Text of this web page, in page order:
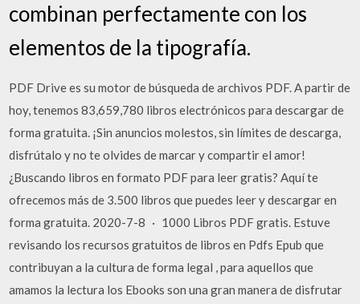
combinan perfectamente con los
elementos de la tipografía.
PDF Drive es su motor de búsqueda de archivos PDF. A partir de
hoy, tenemos 83,659,780 libros electrónicos para descargar de
forma gratuita. ¡Sin anuncios molestos, sin límites de descarga,
disfrútalo y no te olvides de marcar y compartir el amor!
¿Buscando libros en formato PDF para leer gratis? Aquí te
ofrecemos más de 3.500 libros que puedes leer y descargar en
forma gratuita. 2020-7-8 · 1000 Libros PDF gratis. Estuve
revisando los recursos gratuitos de libros en Pdfs Epub que
contribuyan a la cultura de forma legal , para aquellos que
amamos la lectura los Ebooks son una gran manera de disfrutar